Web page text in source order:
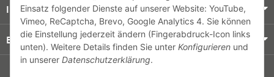
Einsatz folgender Dienste auf unserer Website: YouTube,
Vimeo, ReCaptcha, Brevo, Google Analytics 4. Sie können
die Einstellung jederzeit ändern (Fingerabdruck-Icon links
unten). Weitere Details finden Sie unter Konfigurieren und
in unserer Datenschutzerklärung.
Informationen
Bezahlung & Versand
© HOZ MEDI WERK